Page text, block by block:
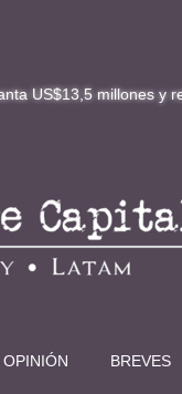
y redefine la
OPINIÓN BREVES